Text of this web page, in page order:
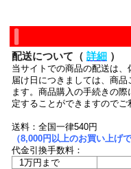
配送について（ 詳細 ）
当サイトでの商品の配送は
届け日につきましては、商
ます。商品購入の手続きの
定することができますのでご
送料：全国一律540円
（8,000円以上のお買い上げ
代金引換手数料：
1万円まで